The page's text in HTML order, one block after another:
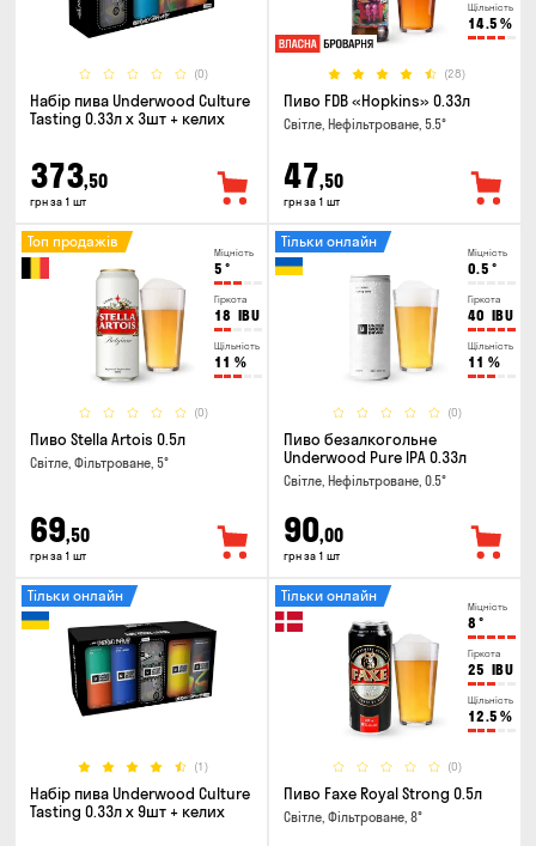
(0)
Набір пива Underwood Culture
Tasting 0.33л x 3шт + келих
373,50
грн за 1 шт
Щільність
14.5 %
(28)
Пиво FDB «Hopkins» 0.33л
Світле, Нефільтроване, 5.5°
47,50
грн за 1 шт
Міцність
5 °
Гіркота
18 IBU
Щільність
11 %
(0)
Топ продажів
Пиво Stella Artois 0.5л
Світле, Фільтроване, 5°
69,50
грн за 1 шт
Міцність
0.5 °
Гіркота
40 IBU
Щільність
11 %
(0)
Тільки онлайн
Пиво безалкогольне
Underwood Pure IPA 0.33л
Світле, Нефільтроване, 0.5°
90,00
грн за 1 шт
(1)
Тільки онлайн
Набір пива Underwood Culture
Tasting 0.33л x 9шт + келих
Міцність
8 °
Гіркота
25 IBU
Щільність
12.5 %
(0)
Тільки онлайн
Пиво Faxe Royal Strong 0.5л
Світле, Фільтроване, 8°